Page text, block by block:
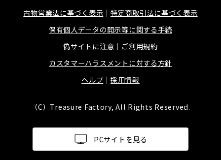
古物営業法に基づく表示
特定商取引法に基づく表示
保有個人データの開示等に関する手続
偽サイトに注意
ご利用規約
カスタマーハラスメントに対する方針
ヘルプ
採用情報
（C）Treasure Factory, All Rights Reserved.
PCサイトを見る